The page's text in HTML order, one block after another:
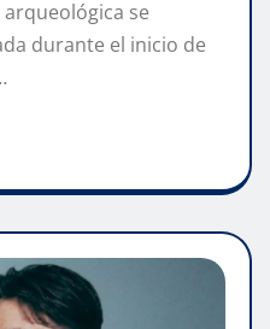
se
durante el inicio de